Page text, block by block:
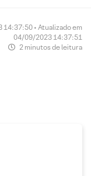
• Atualizado em
04/09/2023 14:37:51
2 minutos de leitura